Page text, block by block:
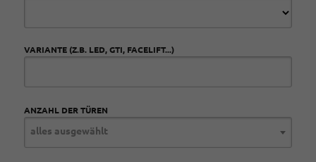
VARIANTE (Z.B. LED, GTI, FACELIFT...)
ANZAHL DER TÜREN
alles ausgewählt